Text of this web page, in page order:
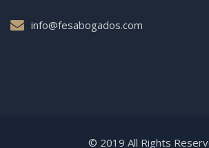
info@fesabogados.com
© 2019 All Rights